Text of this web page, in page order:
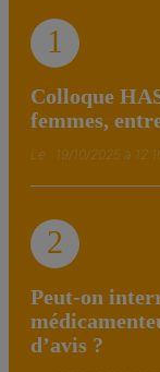
1
Colloque
femmes,
Le : 19/10/2025 à
2
Peut-on
d’avis ?